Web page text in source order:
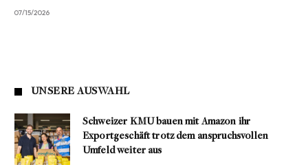
07/15/2026
UNSERE AUSWAHL
Schweizer KMU bauen mit Amazon ihr
Exportgeschäft trotz dem anspruchsvollen
Umfeld weiter aus